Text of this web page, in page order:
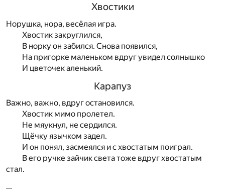
Хвостики
Норушка, нора, весёлая игра.
Хвостик закруглился,
В норку он забился. Снова появился,
На пригорке маленьком вдруг увидел солнышко
И цветочек аленький.
Карапуз
Важно, важно, вдруг остановился.
Хвостик мимо пролетел.
Не мяукнул, не сердился.
Щёчку язычком задел.
И он понял, засмеялся и с хвостатым поиграл.
В его ручке зайчик света тоже вдруг хвостатым
стал.
...